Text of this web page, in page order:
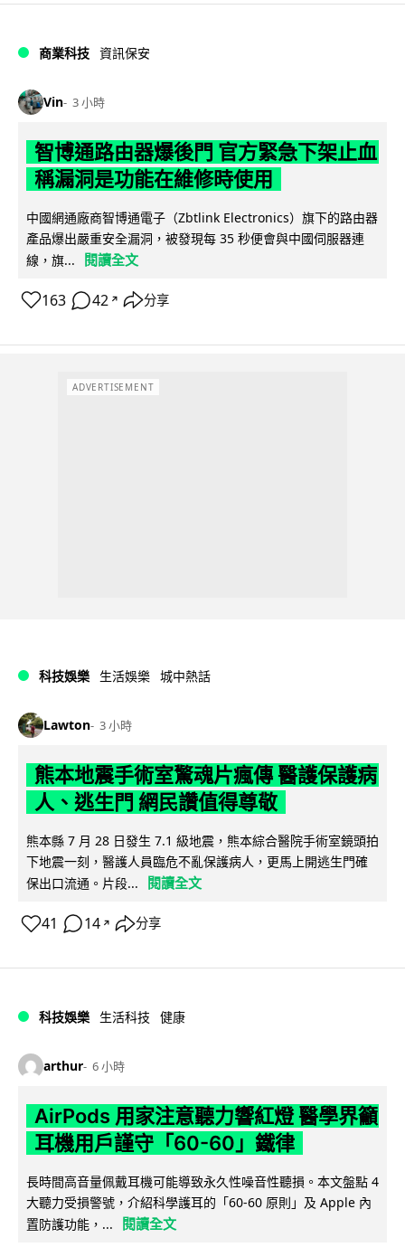
商業科技 資訊保安
Vin 3 小時
智博通路由器爆後門 官方緊急下架止血
稱漏洞是功能在維修時使用
中國網通廠商智博通電子（Zbtlink Electronics）旗下的路由器
產品爆出嚴重安全漏洞，被發現每 35 秒便會與中國伺服器連
線，旗...
閱讀全文
163 42 ↗ 分享
ADVERTISEMENT
科技娛樂 生活娛樂 城中熱話
Lawton 3 小時
熊本地震手術室驚魂片瘋傳 醫護保護病
人、逃生門 網民讚值得尊敬
熊本縣 7 月 28 日發生 7.1 級地震，熊本綜合醫院手術室鏡頭拍
下地震一刻，醫護人員臨危不亂保護病人，更馬上開逃生門確
保出口流通。片段...
閱讀全文
41 14 ↗ 分享
科技娛樂 生活科技 健康
arthur 6 小時
AirPods 用家注意聽力響紅燈 醫學界籲
耳機用戶謹守「60-60」鐵律
長時間高音量佩戴耳機可能導致永久性噪音性聽損。本文盤點 4
大聽力受損警號，介紹科學護耳的「60-60 原則」及 Apple 內
置防護功能，...
閱讀全文